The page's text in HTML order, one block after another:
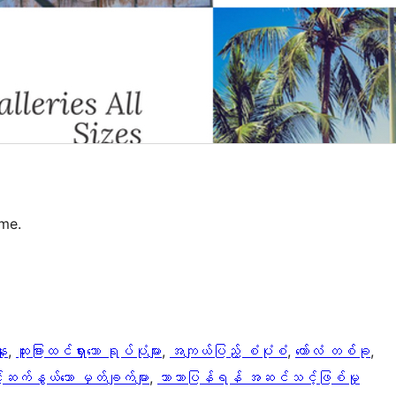
, ထူးခြားထင်ရှားသော ရုပ်ပုံများ, အကျယ်ပြည့် စံပုံစံ, ကော်လံ တစ်ခု
နွယ်သော မှတ်ချက်များ, ဘာသာပြန်ရန် အဆင်သင့်ဖြစ်မှု